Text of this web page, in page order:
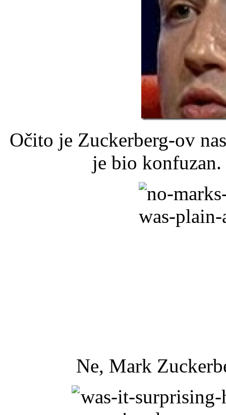
Očito je Zuckerberg-ov
je bio konfuzan.
Ne, Mark